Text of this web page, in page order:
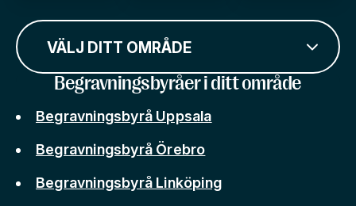
VÄLJ DITT OMRÅDE
Begravningsbyråer i ditt område
Begravningsbyrå Uppsala
Begravningsbyrå Örebro
Begravningsbyrå Linköping